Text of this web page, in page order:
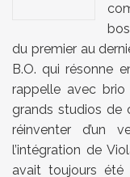
du premier au
B.O. qui résonne
rappelle avec
grands studios de
réinventer d’un
l’intégration de
avait toujours